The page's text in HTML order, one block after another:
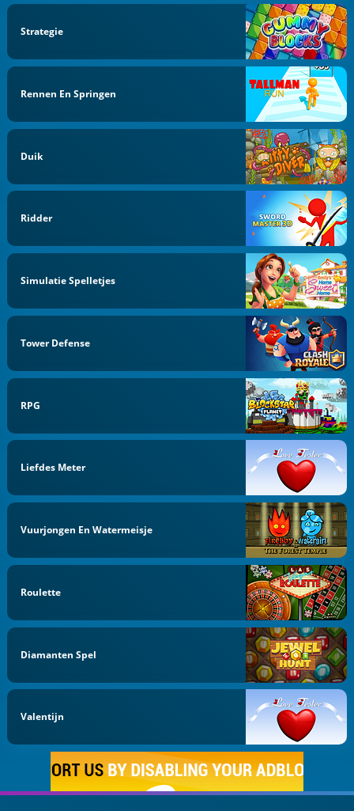
Strategie
Rennen En Springen
Duik
Ridder
Simulatie Spelletjes
Tower Defense
RPG
Liefdes Meter
Vuurjongen En Watermeisje
Roulette
Diamanten Spel
Valentijn